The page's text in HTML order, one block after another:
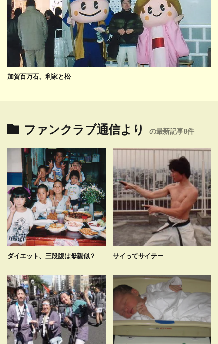
加賀百万石、利家と松
ファンクラブ通信より の最新記事8件
ダイエット、三段腹は母親似？ サイってサイテー